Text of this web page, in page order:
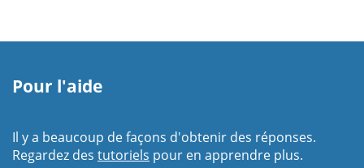
Pour l'aide
Il y a beaucoup de façons d'obtenir des réponses.
Regardez des tutoriels pour en apprendre plus.